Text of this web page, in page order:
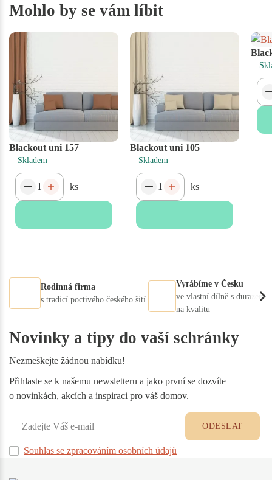
Mohlo by se vám líbit
Blackout uni 157
Skladem
ks
Blackout uni 105
Skladem
ks
Rodinná firma
s tradicí poctivého českého šití
Vyrábíme v Česku
ve vlastní dílně s důrazem
na kvalitu
Novinky a tipy do vaší schránky
Nezmeškejte žádnou nabídku!
Přihlaste se k našemu newsletteru a jako první se dozvíte
o novinkách, akcích a inspiraci pro váš domov.
Souhlas se zpracováním osobních údajů
ODESLAT